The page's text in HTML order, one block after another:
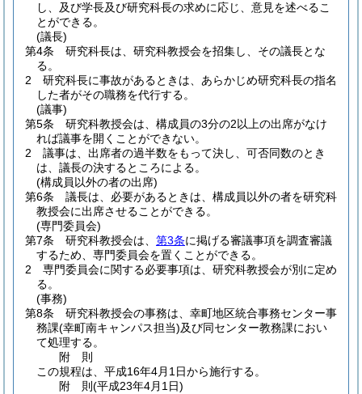
し、及び学長及び研究科長の求めに応じ、意見を述べるこ
とができる。
(議長)
第4条
研究科長は、研究科教授会を招集し、その議長とな
る。
2
研究科長に事故があるときは、あらかじめ研究科長の指名
した者がその職務を代行する。
(議事)
第5条
研究科教授会は、構成員の3分の2以上の出席がなけ
れば議事を開くことができない。
2
議事は、出席者の過半数をもって決し、可否同数のとき
は、議長の決するところによる。
(構成員以外の者の出席)
第6条
議長は、必要があるときは、構成員以外の者を研究科
教授会に出席させることができる。
(専門委員会)
第7条
研究科教授会は、 第3条に掲げる審議事項を調査審議
するため、専門委員会を置くことができる。
2
専門委員会に関する必要事項は、研究科教授会が別に定め
る。
(事務)
第8条
研究科教授会の事務は、幸町地区統合事務センター事
務課(幸町南キャンパス担当)及び同センター教務課におい
て処理する。
附 則
この規程は、平成16年4月1日から施行する。
附 則(平成23年4月1日)